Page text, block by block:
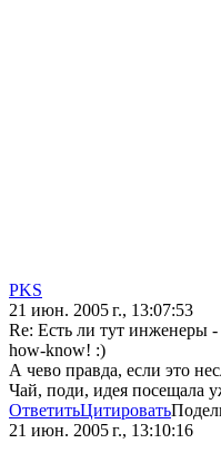
PKS
21 июн. 2005 г., 13:07:53
Re: Есть ли тут инженеры -
how-know! :)
А чево правда, если это
Чай, поди, идея посещала
ОтветитьЦитировать
21 июн. 2005 г., 13:10:16